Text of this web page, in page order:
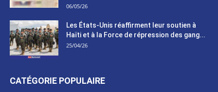
06/05/26
Les États-Unis réaffirment leur soutien à
Haïti et à la Force de répression des gang...
25/04/26
CATÉGORIE POPULAIRE